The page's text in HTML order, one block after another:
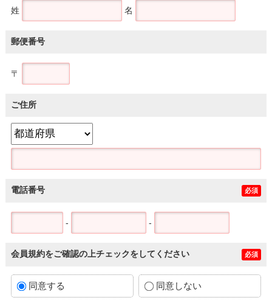
姓 名
郵便番号
〒
ご住所
電話番号 必須
- -
会員規約をご確認の上チェックをしてください 必須
同意する 同意しない